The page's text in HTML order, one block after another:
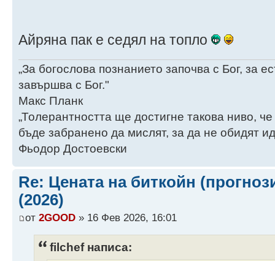
3.2 years -4.2 %
Айряна пак е седял на топло
„За богослова познанието започва с Бог, за
завършва с Бог."
Макс Планк
„Толерантността ще достигне такова ниво,
бъде забранено да мислят, за да не обидят
Фьодор Достоевски
Re: Цената на биткойн
(2026)
от 2GOOD » 16 Фев 2026, 16:01
filchef написа: